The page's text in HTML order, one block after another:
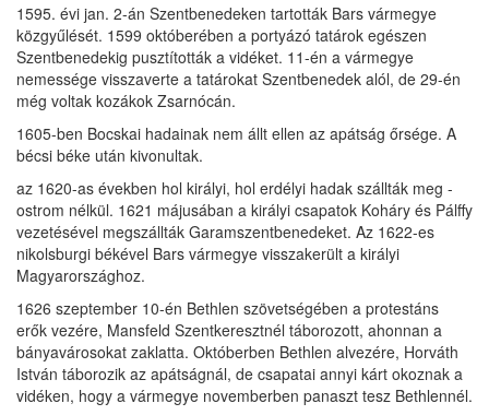
1595. évi jan. 2-án Szentbenedeken tartották Bars vármegye
közgyűlését. 1599 októberében a portyázó tatárok egészen
Szentbenedekig pusztították a vidéket. 11-én a vármegye
nemessége visszaverte a tatárokat Szentbenedek alól, de 29-én
még voltak kozákok Zsarnócán.
1605-ben Bocskai hadainak nem állt ellen az apátság őrsége. A
bécsi béke után kivonultak.
az 1620-as években hol királyi, hol erdélyi hadak szállták meg -
ostrom nélkül. 1621 májusában a királyi csapatok Koháry és Pálffy
vezetésével megszállták Garamszentbenedeket. Az 1622-es
nikolsburgi békével Bars vármegye visszakerült a királyi
Magyarországhoz.
1626 szeptember 10-én Bethlen szövetségében a protestáns
erők vezére, Mansfeld Szentkeresztnél táborozott, ahonnan a
bányavárosokat zaklatta. Októberben Bethlen alvezére, Horváth
István táborozik az apátságnál, de csapatai annyi kárt okoznak a
vidéken, hogy a vármegye novemberben panaszt tesz Bethlennél.